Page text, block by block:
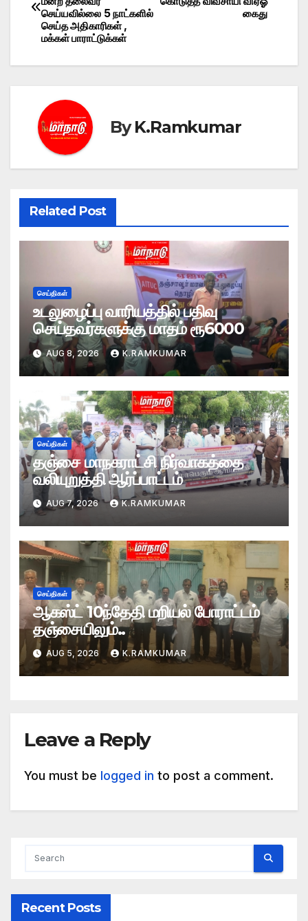
navigation
கைது
செய்யவில்லை 5 நாட்களில்
செய்த அதிகாரிகள் ,
மக்கள் பாராட்டுக்கள்
ByK.Ramkumar
Related Post
செய்திகள்
உடலுழைப்பு வாரியத்தில் பதிவு
செய்தவர்களுக்கு மாதம் ரூ6000
AUG 8, 2026 K.RAMKUMAR
செய்திகள்
தஞ்சை மாநகராட்சி நிர்வாகத்தை
வலியுறுத்தி ஆர்ப்பாட்டம்
AUG 7, 2026 K.RAMKUMAR
செய்திகள்
ஆகஸ்ட் 10ந்தேதி மறியல் போராட்டம்
தஞ்சையிலும்..
AUG 5, 2026 K.RAMKUMAR
Leave a Reply
You must be logged in to post a comment.
Recent Posts